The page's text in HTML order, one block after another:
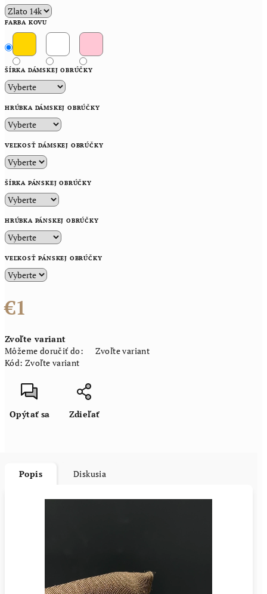
FARBA KOVU
ŠÍRKA DÁMSKEJ OBRÚČKY
HRÚBKA DÁMSKEJ OBRÚČKY
VEĽKOSŤ DÁMSKEJ OBRÚČKY
ŠÍRKA PÁNSKEJ OBRÚČKY
HRÚBKA PÁNSKEJ OBRÚČKY
VEĽKOSŤ PÁNSKEJ OBRÚČKY
€1
cena:
Zvoľte variant
Môžeme doručiť do:
Zvoľte variant
Kód: Zvoľte variant
Opýtať sa Zdieľať
Popis Diskusia